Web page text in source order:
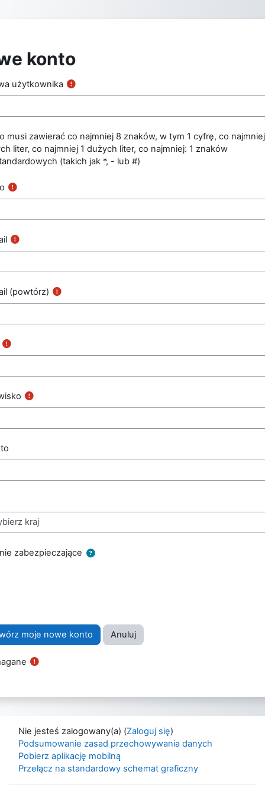
konto
użytkownika
musi zawierać co najmniej 8 znaków, w tym 1 cyfrę, co
liter, co najmniej 1 dużych liter, co najmniej: 1 znaków
(takich jak *, - lub #)
(powtórz)
zabezpieczające
Nie jesteś zalogowany(a) (Zaloguj się)
Podsumowanie zasad przechowywania danych
Pobierz aplikację mobilną
Przełącz na standardowy schemat graficzny